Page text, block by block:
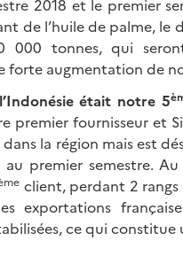
2018 et le premier
de l’huile de palme,
000 tonnes, qui
forte augmentation de
était notre 5
premier fournisseur et
la région mais est
premier semestre.
client, perdant 2
exportations
ce qui constitue